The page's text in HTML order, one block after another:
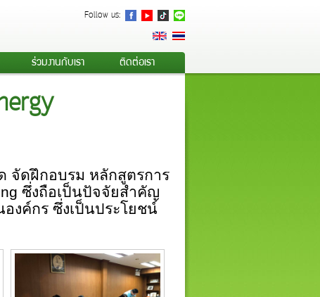
Follow us:
ร่วมงานกับเรา ติดต่อเรา
จัดฝึกอบรม หลักสูตรการ
ซึ่งถือเป็นปัจจัยสำคัญ
งค์กร ซึ่งเป็นประโยชน์